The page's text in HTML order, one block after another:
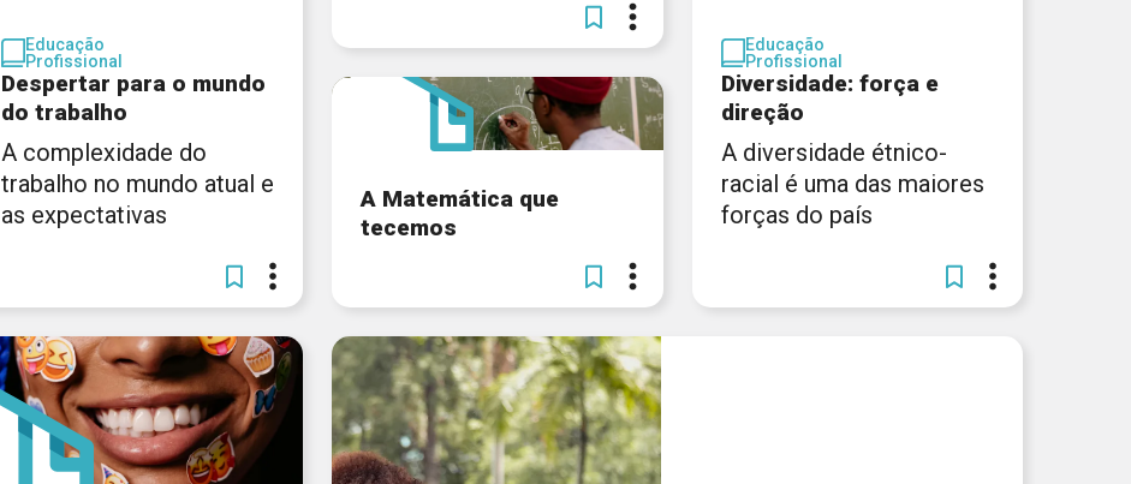
Educação
Profissional
Despertar para o mundo
do trabalho
A complexidade do
trabalho no mundo atual e
as expectativas
A Matemática que
tecemos
Educação
Profissional
Diversidade: força e
direção
A diversidade étnico-
racial é uma das maiores
forças do país